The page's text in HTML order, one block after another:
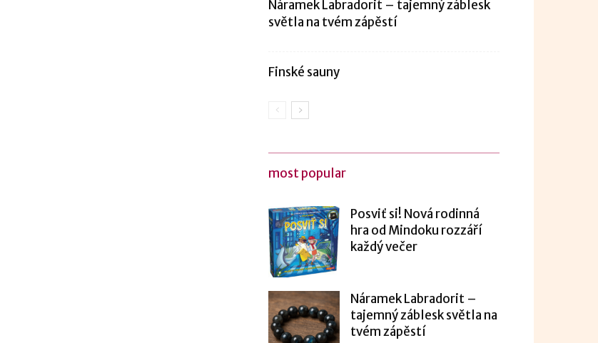
Náramek Labradorit – tajemný záblesk
světla na tvém zápěstí
Finské sauny
most popular
Posviť si! Nová rodinná
hra od Mindoku rozzáří
každý večer
Náramek Labradorit –
tajemný záblesk světla na
tvém zápěstí